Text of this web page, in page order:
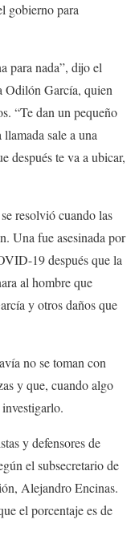
gobierno para
para nada”, dijo el
Odilón García, quien
“Te dan un pequeño
sale a una
después te va a ubicar,
resolvió cuando las
Una fue asesinada por
19 después que la
al hombre que
y otros daños que
no se toman con
y que, cuando algo
y defensores de
el subsecretario de
Alejandro Encinas.
el porcentaje es de